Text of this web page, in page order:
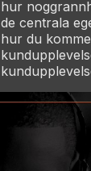
hur
de centrala
hur du